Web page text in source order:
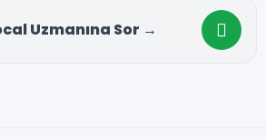
Uzmanına Sor →